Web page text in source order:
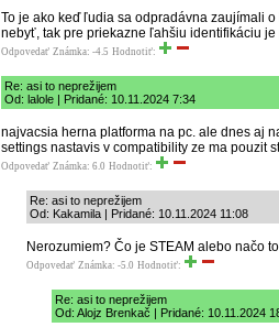
To je ako keď ľudia sa odpradávna zaujímali
nebyť, tak pre priekazne ľahšiu identifikáciu je
Odpovedať Známka: -4.5 Hodnotiť:
Re: asi to neprežijem
Od: lalole | Pridané: 10.11.2024 7:34
najvacsia herna platforma na pc. ale dnes aj
settings nastavis v compatibility ze ma pouzit
Odpovedať Známka: 6.0 Hodnotiť:
Re: asi to neprežijem
Od: Kakamila | Pridané: 10.11.2024 11:08
Nerozumiem? Čo je STEAM alebo načo
Odpovedať Známka: -5.0 Hodnotiť:
Re: asi to neprežijem
Od: Alojz Brenkač | Pridané: 10.11.2024